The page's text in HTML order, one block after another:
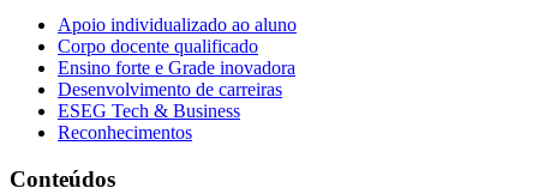
Apoio individualizado ao aluno
Corpo docente qualificado
Ensino forte e Grade inovadora
Desenvolvimento de carreiras
ESEG Tech & Business
Reconhecimentos
Conteúdos